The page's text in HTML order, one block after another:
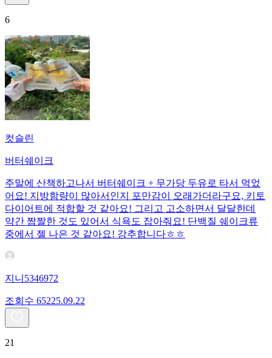
6
컷슬린
버터쉐이크
주말에 산책하고나서 버터쉐이크 + 무가당 두유로 타서 먹었
어요! 지방함량이 많아서인지 포만감이 오래가더라구요, 키토
다이어트에 적합할 것 같아요! 그리고 고소하면서 달달한데
약간 짭짤한 것도 있어서 식욕도 잡아줘요! 단백질 쉐이크류
중에서 젤 나은 것 같아요! 강추합니다ㅎㅎ
지니5346972
조회수 65225.09.22
21